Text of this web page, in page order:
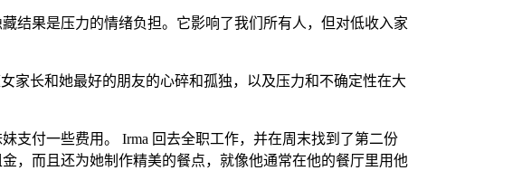
结果是压力的情绪负担。它影响了我们所有人，但对低收入家
家长和她最好的朋友的心碎和孤独，以及压力和不确定性在大
支付一些费用。 Irma 回去全职工作，并在周末找到了第二份
，而且还为她制作精美的餐点，就像他通常在他的餐厅里用他